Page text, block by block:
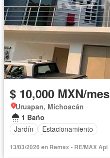
$ 10,000 MXN/mes
Uruapan, Michoacán
1 Baño
Jardín
Estacionamiento
13/03/2026 en Remax - RE/MAX Api